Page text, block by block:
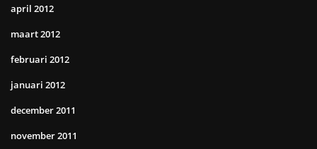
april 2012
maart 2012
februari 2012
januari 2012
december 2011
november 2011